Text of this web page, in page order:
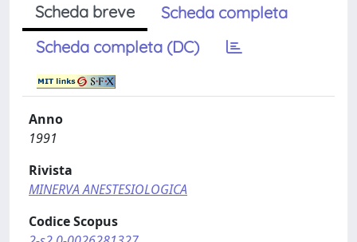
Scheda breve
Scheda completa
Scheda completa (DC)
Anno
1991
Rivista
MINERVA ANESTESIOLOGICA
Codice Scopus